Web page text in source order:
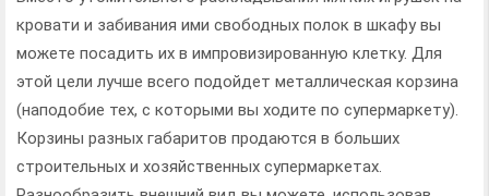
кровати и забивания ими свободных полок в шкафу вы
можете посадить их в импровизированную клетку. Для
этой цели лучше всего подойдет металлическая корзина
(наподобие тех, с которыми вы ходите по супермаркету).
Корзины разных габаритов продаются в больших
строительных и хозяйственных супермаркетах.